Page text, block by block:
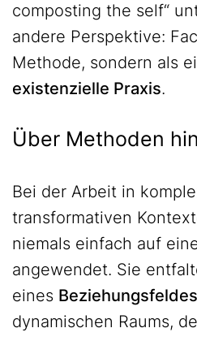
composting the self“
andere Perspektive:
Methode, sondern als
existenzielle Praxis.
Über Methoden
Bei der Arbeit in
transformativen
niemals einfach auf
angewendet. Sie
eines Beziehungsfeldes
dynamischen Raums,